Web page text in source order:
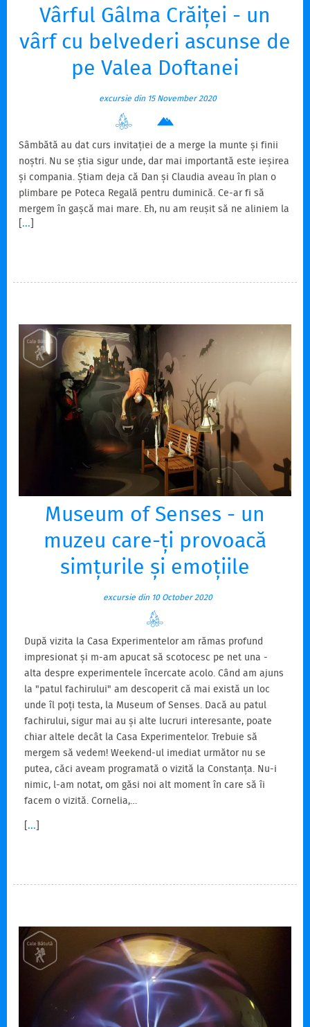
Vârful Gâlma Crăiței - un
vârf cu belvederi ascunse de
pe Valea Doftanei
excursie din 15 November 2020
Sâmbătă au dat curs invitației de a merge la munte și finii
noștri. Nu se știa sigur unde, dar mai importantă este ieșirea
și compania. Știam deja că Dan și Claudia aveau în plan o
plimbare pe Poteca Regală pentru duminică. Ce-ar fi să
mergem în gașcă mai mare. Eh, nu am reușit să ne aliniem la
program, ei urmau a pleca dimineață, noi aveam în plan să
[...]
Museum of Senses - un
muzeu care-ți provoacă
simțurile și emoțiile
excursie din 10 October 2020
După vizita la Casa Experimentelor am rămas profund
impresionat și m-am apucat să scotocesc pe net una -
alta despre experimentele încercate acolo. Când am ajuns
la "patul fachirului" am descoperit că mai există un loc
unde îl poți testa, la Museum of Senses. Dacă au patul
fachirului, sigur mai au și alte lucruri interesante, poate
chiar altele decât la Casa Experimentelor. Trebuie să
mergem să vedem! Weekend-ul imediat următor nu se
putea, căci aveam programată o vizită la Constanța. Nu-i
nimic, l-am notat, om găsi noi alt moment în care să îi
facem o vizită. Cornelia,…
[...]